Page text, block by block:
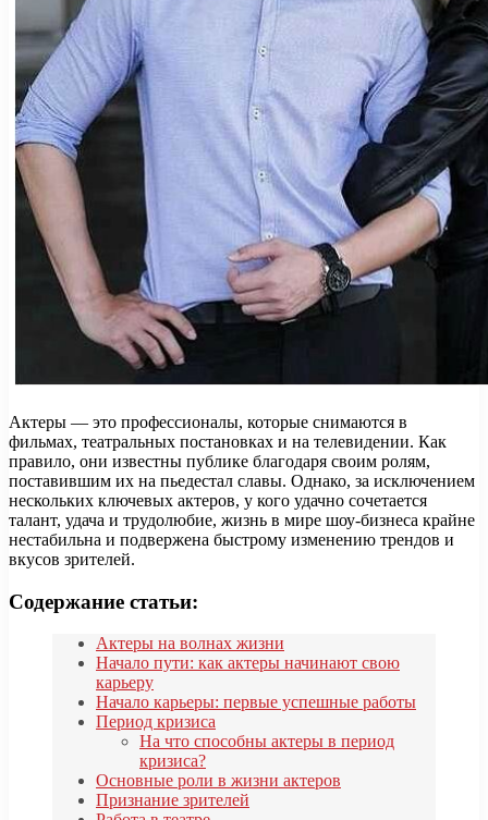
Актеры — это профессионалы, которые снимаются в
фильмах, театральных постановках и на телевидении. Как
правило, они известны публике благодаря своим ролям,
поставившим их на пьедестал славы. Однако, за исключением
нескольких ключевых актеров, у кого удачно сочетается
талант, удача и трудолюбие, жизнь в мире шоу-бизнеса крайне
нестабильна и подвержена быстрому изменению трендов и
вкусов зрителей.
Содержание статьи:
Актеры на волнах жизни
Начало пути: как актеры начинают свою
карьеру
Начало карьеры: первые успешные работы
Период кризиса
На что способны актеры в период
кризиса?
Основные роли в жизни актеров
Признание зрителей